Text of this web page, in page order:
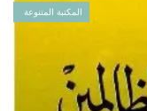
المكتبة المتنوعة